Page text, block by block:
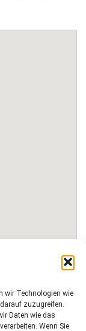
wir Technologien wie
zuzugreifen.
Daten wie das
Wenn Sie